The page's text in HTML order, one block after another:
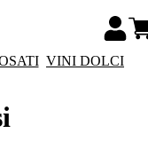
VINI DOLCI